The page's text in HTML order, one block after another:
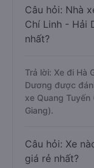
Câu hỏi: Nhà
Chí Linh - Hải
nhất?
Trả lời: Xe đi Hà
Dương được
xe Quang Tuyến
Giang).
Câu hỏi: Xe
giá rẻ nhất?